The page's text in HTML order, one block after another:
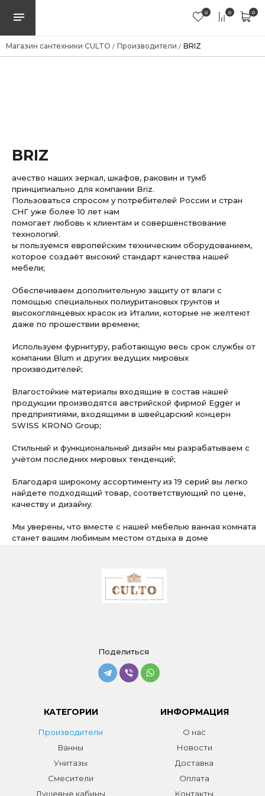
0 0 0
Магазин сантехники CULTO / Производители / BRIZ
BRIZ
ачество наших зеркал, шкафов, раковин и тумб
принципиально для компании Briz.
Пользоваться спросом у потребителей России и стран
СНГ уже более 10 лет нам
помогает любовь к клиентам и совершенствование
технологий.
ы пользуемся европейским техническим оборудованием,
которое создаёт высокий стандарт качества нашей
мебели;
Обеспечиваем дополнительную защиту от влаги с
помощью специальных полиуритановых грунтов и
высокоглянцевых красок из Италии, которые не желтеют
даже по прошествии времени;
Используем фурнитуру, работающую весь срок службы от
компании Blum и других ведущих мировых
производителей;
Влагостойкие материалы входящие в состав нашей
продукции производятся австрийской фирмой Egger и
предприятиями, входящими в швейцарский концерн
SWISS KRONO Group;
Стильный и функциональный дизайн мы разрабатываем с
учётом последних мировых тенденций;
Благодаря широкому ассортименту из 19 серий вы легко
найдете подходящий товар, соответствующий по цене,
качеству и дизайну.
Мы уверены, что вместе с нашей мебелью ванная комната
станет вашим любимым местом отдыха в доме
Поделиться
КАТЕГОРИИ
Производители
Ванны
Унитазы
Смесители
Душевые кабины
ИНФОРМАЦИЯ
О нас
Новости
Доставка
Оплата
Контакты